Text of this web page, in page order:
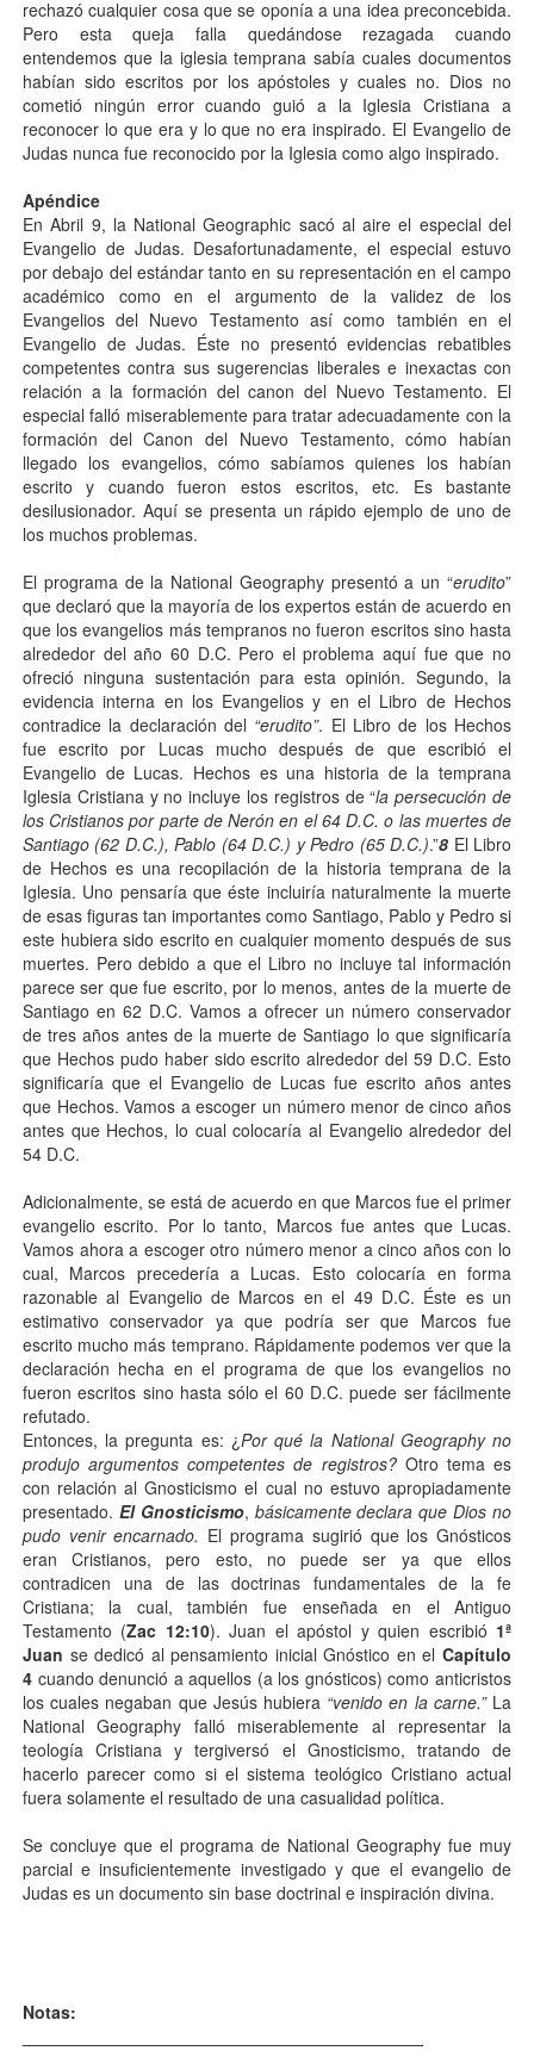
rechazó cualquier cosa que se oponía a una idea preconcebida.
Pero esta queja falla quedándose rezagada cuando
entendemos que la iglesia temprana sabía cuales documentos
habían sido escritos por los apóstoles y cuales no. Dios no
cometió ningún error cuando guió a la Iglesia Cristiana a
reconocer lo que era y lo que no era inspirado. El Evangelio de
Judas nunca fue reconocido por la Iglesia como algo inspirado.
Apéndice
En Abril 9, la National Geographic sacó al aire el especial del
Evangelio de Judas. Desafortunadamente, el especial estuvo
por debajo del estándar tanto en su representación en el campo
académico como en el argumento de la validez de los
Evangelios del Nuevo Testamento así como también en el
Evangelio de Judas. Éste no presentó evidencias rebatibles
competentes contra sus sugerencias liberales e inexactas con
relación a la formación del canon del Nuevo Testamento. El
especial falló miserablemente para tratar adecuadamente con la
formación del Canon del Nuevo Testamento, cómo habían
llegado los evangelios, cómo sabíamos quienes los habían
escrito y cuando fueron estos escritos, etc. Es bastante
desilusionador. Aquí se presenta un rápido ejemplo de uno de
los muchos problemas.
El programa de la National Geography presentó a un “erudito”
que declaró que la mayoría de los expertos están de acuerdo en
que los evangelios más tempranos no fueron escritos sino hasta
alrededor del año 60 D.C. Pero el problema aquí fue que no
ofreció ninguna sustentación para esta opinión. Segundo, la
evidencia interna en los Evangelios y en el Libro de Hechos
contradice la declaración del “erudito”. El Libro de los Hechos
fue escrito por Lucas mucho después de que escribió el
Evangelio de Lucas. Hechos es una historia de la temprana
Iglesia Cristiana y no incluye los registros de “la persecución de
los Cristianos por parte de Nerón en el 64 D.C. o las muertes de
Santiago (62 D.C.), Pablo (64 D.C.) y Pedro (65 D.C.).”8 El Libro
de Hechos es una recopilación de la historia temprana de la
Iglesia. Uno pensaría que éste incluiría naturalmente la muerte
de esas figuras tan importantes como Santiago, Pablo y Pedro si
este hubiera sido escrito en cualquier momento después de sus
muertes. Pero debido a que el Libro no incluye tal información
parece ser que fue escrito, por lo menos, antes de la muerte de
Santiago en 62 D.C. Vamos a ofrecer un número conservador
de tres años antes de la muerte de Santiago lo que significaría
que Hechos pudo haber sido escrito alrededor del 59 D.C. Esto
significaría que el Evangelio de Lucas fue escrito años antes
que Hechos. Vamos a escoger un número menor de cinco años
antes que Hechos, lo cual colocaría al Evangelio alrededor del
54 D.C.
Adicionalmente, se está de acuerdo en que Marcos fue el primer
evangelio escrito. Por lo tanto, Marcos fue antes que Lucas.
Vamos ahora a escoger otro número menor a cinco años con lo
cual, Marcos precedería a Lucas. Esto colocaría en forma
razonable al Evangelio de Marcos en el 49 D.C. Éste es un
estimativo conservador ya que podría ser que Marcos fue
escrito mucho más temprano. Rápidamente podemos ver que la
declaración hecha en el programa de que los evangelios no
fueron escritos sino hasta sólo el 60 D.C. puede ser fácilmente
refutado.
Entonces, la pregunta es: ¿Por qué la National Geography no
produjo argumentos competentes de registros? Otro tema es
con relación al Gnosticismo el cual no estuvo apropiadamente
presentado. El Gnosticismo, básicamente declara que Dios no
pudo venir encarnado. El programa sugirió que los Gnósticos
eran Cristianos, pero esto, no puede ser ya que ellos
contradicen una de las doctrinas fundamentales de la fe
Cristiana; la cual, también fue enseñada en el Antiguo
Testamento (Zac 12:10). Juan el apóstol y quien escribió 1ª
Juan se dedicó al pensamiento inicial Gnóstico en elCapítulo
4cuando denunció a aquellos (a los gnósticos) como anticristos
los cuales negaban que Jesús hubiera “venido en la carne.” La
National Geography falló miserablemente al representar la
teología Cristiana y tergiversó el Gnosticismo, tratando de
hacerlo parecer como si el sistema teológico Cristiano actual
fuera solamente el resultado de una casualidad política.
Se concluye que el programa de National Geography fue muy
parcial e insuficientemente investigado y que el evangelio de
Judas es un documento sin base doctrinal e inspiración divina.
Notas: